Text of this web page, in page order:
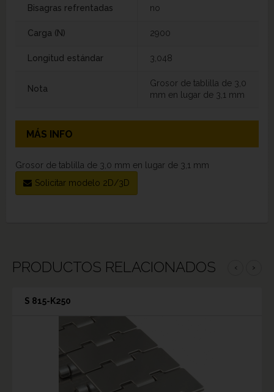
Bisagras refrentadas no
Carga (N) 2900
Longitud estándar 3,048
Nota
Grosor de tablilla de 3,0
mm en lugar de 3,1 mm
MÁS INFO
Grosor de tablilla de 3,0 mm en lugar de 3,1 mm
Solicitar modelo 2D/3D
PRODUCTOS RELACIONADOS ‹ ›
S 815-K250